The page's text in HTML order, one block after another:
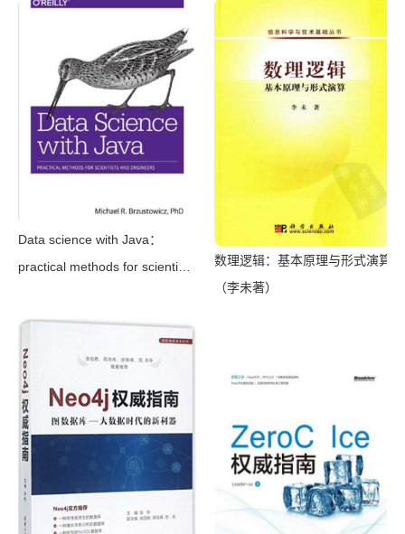
Data science with Java：
practical methods for scientists
Michael R）（O’Reilly Media
2017）
数理逻辑：基本原理与形式演算
（李未著）